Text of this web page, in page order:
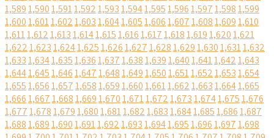
1,5891,5901,5911,5921,5931,5941,5951,5961,5971,5981,599
1,6001,6011,6021,6031,6041,6051,6061,6071,6081,6091,610
1,6111,6121,6131,6141,6151,6161,6171,6181,6191,6201,621
1,6221,6231,6241,6251,6261,6271,6281,6291,6301,6311,632
1,6331,6341,6351,6361,6371,6381,6391,6401,6411,6421,643
1,6441,6451,6461,6471,6481,6491,6501,6511,6521,6531,654
1,6551,6561,6571,6581,6591,6601,6611,6621,6631,6641,665
1,6661,6671,6681,6691,6701,6711,6721,6731,6741,6751,676
1,6771,6781,6791,6801,6811,6821,6831,6841,6851,6861,687
1,6881,6891,6901,6911,6921,6931,6941,6951,6961,6971,698